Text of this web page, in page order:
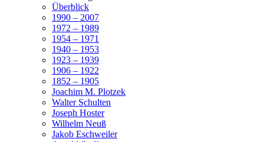
Überblick
1990 – 2007
1972 – 1989
1954 – 1971
1940 – 1953
1923 – 1939
1906 – 1922
1852 – 1905
Joachim M. Plotzek
Walter Schulten
Joseph Hoster
Wilhelm Neuß
Jakob Eschweiler